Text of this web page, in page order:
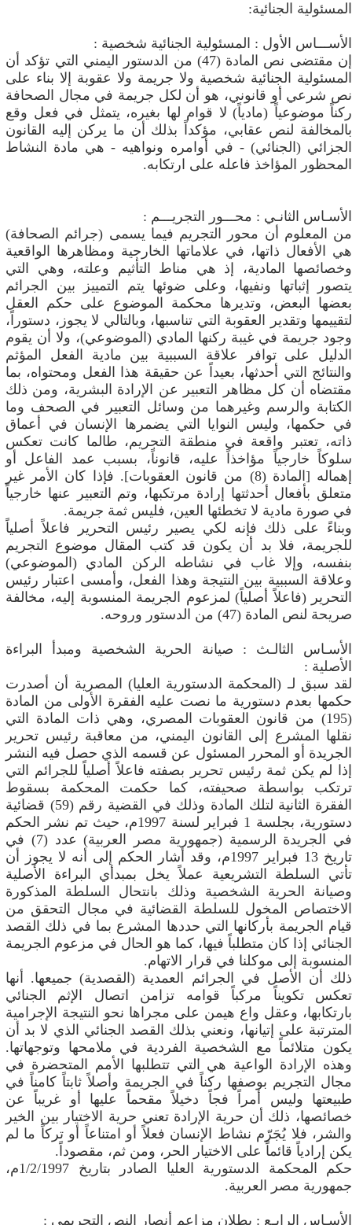
المسئولية الجنائية:
الأســـاس الأول : المسئولية الجنائية شخصية :
إن مقتضى نص المادة (47) من الدستور اليمني التي تؤكد أن
المسئولية الجنائية شخصية ولا جريمة ولا عقوبة إلا بناء على
نص شرعي أو قانوني، هو أن لكل جريمة في مجال الصحافة
ركناً موضوعياً (مادياً) لا قوام لها بغيره، يتمثل في فعل وقع
بالمخالفة لنص عقابي، مؤكداً بذلك أن ما يركن إليه القانون
الجزائي (الجنائي) - في أوامره ونواهيه - هي مادة النشاط
المحظور المؤاخذ فاعله على ارتكابه.
الأسـاس الثانـي : محـــور التجريـــم :
من المعلوم أن محور التجريم فيما يسمى (جرائم الصحافة)
هي الأفعال ذاتها، في علاماتها الخارجية ومظاهرها الواقعية
وخصائصها المادية، إذ هي مناط التأثيم وعلته، وهي التي
يتصور إثباتها ونفيها، وعلى ضوئها يتم التمييز بين الجرائم
بعضها البعض، وتديرها محكمة الموضوع على حكم العقل
لتقييمها وتقدير العقوبة التي تناسبها، وبالتالي لا يجوز، دستوراً،
وجود جريمة في غيبة ركنها المادي (الموضوعي)، ولا أن يقوم
الدليل على توافر علاقة السببية بين مادية الفعل المؤثم
والنتائج التي أحدثها، بعيداً عن حقيقة هذا الفعل ومحتواه، بما
مقتضاه أن كل مظاهر التعبير عن الإرادة البشرية، ومن ذلك
الكتابة والرسم وغيرهما من وسائل التعبير في الصحف وما
في حكمها، وليس النوايا التي يضمرها الإنسان في أعماق
ذاته، تعتبر واقعة في منطقة التجريم، طالما كانت تعكس
سلوكاً خارجياً مؤاخذاً عليه، قانوناً، بسبب عمد الفاعل أو
إهماله [المادة (8) من قانون العقوبات]. فإذا كان الأمر غير
متعلق بأفعال أحدثتها إرادة مرتكبها، وتم التعبير عنها خارجياً
في صورة مادية لا تخطئها العين، فليس ثمة جريمة.
وبناءً على ذلك فإنه لكي يصير رئيس التحرير فاعلاً أصلياً
للجريمة، فلا بد أن يكون قد كتب المقال موضوع التجريم
بنفسه، وإلا غاب في نشاطه الركن المادي (الموضوعي)
وعلاقة السببية بين النتيجة وهذا الفعل، وأمسى اعتبار رئيس
التحرير (فاعلاً أصلياً) لمزعوم الجريمة المنسوبة إليه، مخالفة
صريحة لنص المادة (47) من الدستور وروحه.
الأسـاس الثالـث : صيانة الحرية الشخصية ومبدأ البراءة
الأصلية :
لقد سبق لـ (المحكمة الدستورية العليا) المصرية أن أصدرت
حكمها بعدم دستورية ما نصت عليه الفقرة الأولى من المادة
(195) من قانون العقوبات المصري، وهي ذات المادة التي
نقلها المشرع إلى القانون اليمني، من معاقبة رئيس تحرير
الجريدة أو المحرر المسئول عن قسمه الذي حصل فيه النشر
إذا لم يكن ثمة رئيس تحرير بصفته فاعلاً أصلياً للجرائم التي
ترتكب بواسطة صحيفته، كما حكمت المحكمة بسقوط
الفقرة الثانية لتلك المادة وذلك في القضية رقم (59) قضائية
دستورية، بجلسة 1 فبراير لسنة 1997م، حيث تم نشر الحكم
في الجريدة الرسمية (جمهورية مصر العربية) عدد (7) في
تاريخ 13 فبراير 1997م، وقد أشار الحكم إلى أنه لا يجوز أن
تأتي السلطة التشريعية عملاً يخل بمبدأي البراءة الأصلية
وصيانة الحرية الشخصية وذلك بانتحال السلطة المذكورة
الاختصاص المخول للسلطة القضائية في مجال التحقق من
قيام الجريمة بأركانها التي حددها المشرع بما في ذلك القصد
الجنائي إذا كان متطلباً فيها، كما هو الحال في مزعوم الجريمة
المنسوبة إلى موكلنا في قرار الاتهام.
ذلك أن الأصل في الجرائم العمدية (القصدية) جميعها. أنها
تعكس تكويناً مركباً قوامه تزامن اتصال الإثم الجنائي
بارتكابها، وعقل واع هيمن على مجراها نحو النتيجة الإجرامية
المترتبة على إتيانها، ونعني بذلك القصد الجنائي الذي لا بد أن
يكون متلائماً مع الشخصية الفردية في ملامحها وتوجهاتها.
وهذه الإرادة الواعية هي التي تتطلبها الأمم المتحضرة في
مجال التجريم بوصفها ركناً في الجريمة وأصلاً ثابتاً كامناً في
طبيعتها وليس أمراً فجاً دخيلاً مقحماً عليها أو غريباً عن
خصائصها، ذلك أن حرية الإرادة تعني حرية الاختيار بين الخير
والشر، فلا يُجَرّم نشاط الإنسان فعلاً أو امتناعاً أو تركاً ما لم
يكن إرادياً قائماً على الاختيار الحر، ومن ثم، مقصوداً.
حكم المحكمة الدستورية العليا الصادر بتاريخ 1/2/1997م،
جمهورية مصر العربية.
الأسـاس الرابـع : بطلان مزاعم أنصار النص التجريمي :